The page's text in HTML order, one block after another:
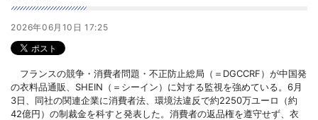
2026年06月10日 17:25
フランスの競争・消費者問題・不正防止総局（＝DGCCRF）が中国発
の衣料品通販、SHEIN（＝シーイン）に対する監視を強めている。6月
3日、同社の関連企業に消費者法、環境法違反で約2250万ユーロ（約
42億円）の制裁金を科すと発表した。消費者の返品権を遵守せず、衣